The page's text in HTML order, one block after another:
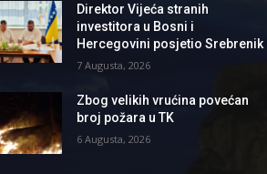
Direktor Vijeća stranih
investitora u Bosni i
Hercegovini posjetio Srebrenik
7 Augusta, 2026
Zbog velikih vrućina povećan
broj požara u TK
6 Augusta, 2026